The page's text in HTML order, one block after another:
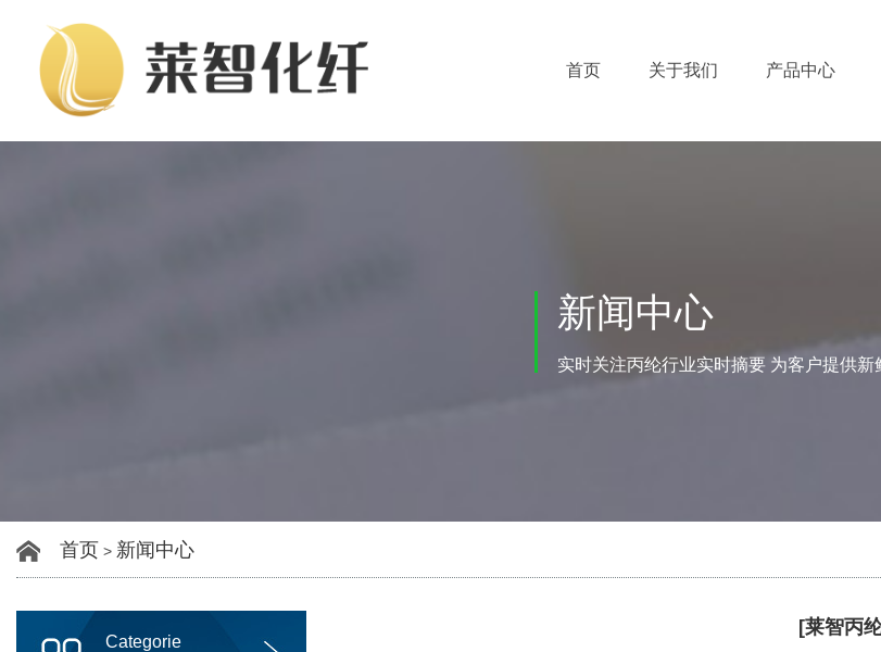
首页 关于我们 产品中心
新闻中心
实时关注丙纶行业实时摘要 为客户提供新
首页 > 新闻中心
Categorie
[莱智丙